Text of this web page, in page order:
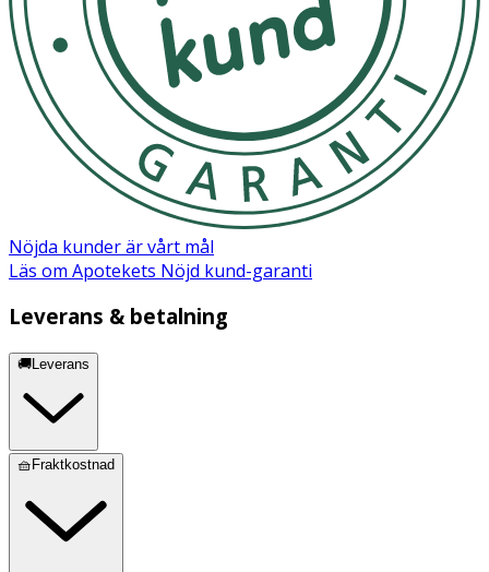
Nöjda kunder är vårt mål
Läs om Apotekets Nöjd kund-garanti
Leverans & betalning
🚚Leverans
🧺Fraktkostnad